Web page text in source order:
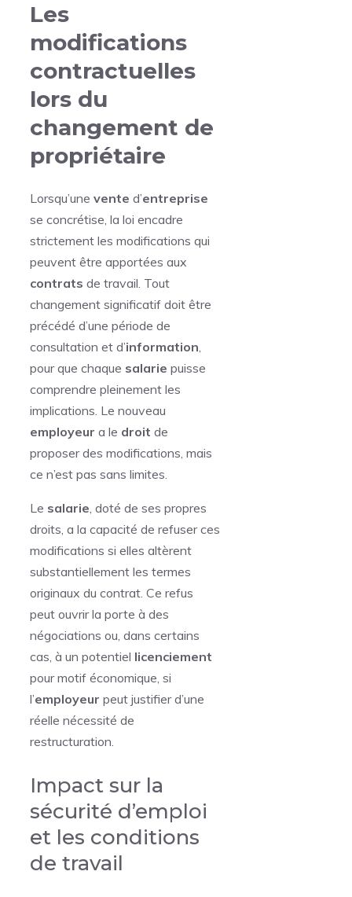
Les
modifications
contractuelles
lors du
changement de
propriétaire
Lorsqu’une vente d’entreprise
se concrétise, la loi encadre
strictement les modifications qui
peuvent être apportées aux
contrats de travail. Tout
changement significatif doit être
précédé d’une période de
consultation et d’information,
pour que chaque salarie puisse
comprendre pleinement les
implications. Le nouveau
employeur a le droit de
proposer des modifications, mais
ce n’est pas sans limites.
Le salarie, doté de ses propres
droits, a la capacité de refuser ces
modifications si elles altèrent
substantiellement les termes
originaux du contrat. Ce refus
peut ouvrir la porte à des
négociations ou, dans certains
cas, à un potentiel licenciement
pour motif économique, si
l’employeur peut justifier d’une
réelle nécessité de
restructuration.
Impact sur la
sécurité d’emploi
et les conditions
de travail